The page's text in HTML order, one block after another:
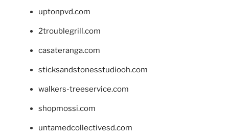
uptonpvd.com
2troublegrill.com
casateranga.com
sticksandstonesstudiooh.com
walkers-treeservice.com
shopmossi.com
untamedcollectivesd.com